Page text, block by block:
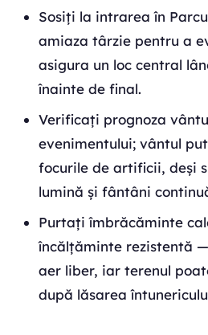
Sosiți la intrarea în
amiaza târzie pentru a
asigura un loc central
înainte de final.
Verificați prognoza
evenimentului; vântul
focurile de artificii, deși
lumină și fântâni
Purtați îmbrăcăminte
încălțăminte rezistentă
aer liber, iar terenul
după lăsarea